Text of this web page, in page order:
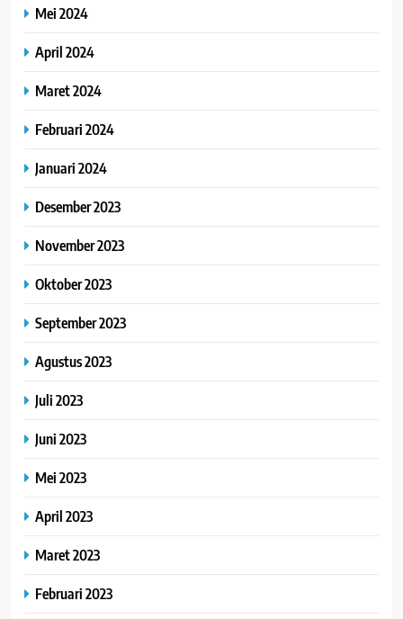
Mei 2024
April 2024
Maret 2024
Februari 2024
Januari 2024
Desember 2023
November 2023
Oktober 2023
September 2023
Agustus 2023
Juli 2023
Juni 2023
Mei 2023
April 2023
Maret 2023
Februari 2023